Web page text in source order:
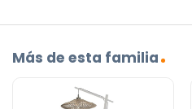
Más de esta familia